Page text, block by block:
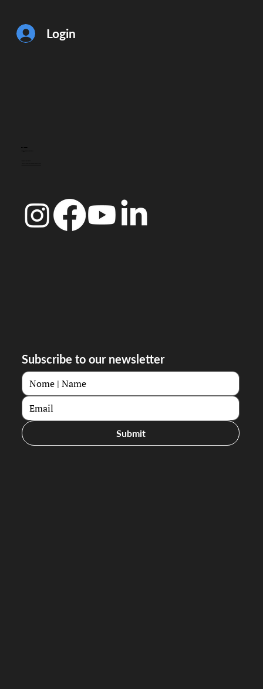
Login
CONTACTO
Subscribe to our newsletter
Submit